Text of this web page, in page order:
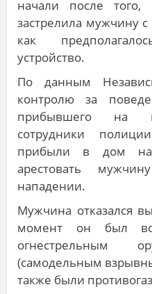
начали после
застрелила мужчину
как
устройство.
По данным
контролю за
прибывшего на
сотрудники
прибыли в дом на
арестовать
нападении.
Мужчина отказался
момент он был
(самодельным
также были